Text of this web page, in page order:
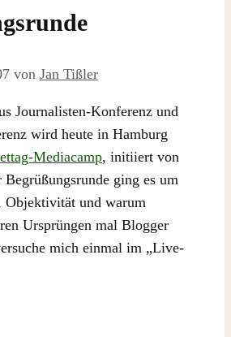
von Jan Tißler
Journalisten-Konferenz und
wird heute in Hamburg
Mediacamp, initiiert von
ging es um
und warum
Ursprüngen mal Blogger
mich einmal im „Live-